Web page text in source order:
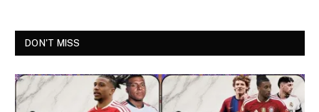
DON'T MISS